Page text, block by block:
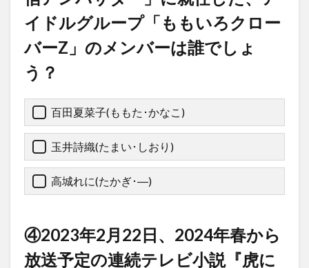
イドルグループ「ももいろクロー
バーZ」のメンバーは誰でしょ
う？
百田夏菜子(ももた･かなこ)
玉井詩織(たまい･しおり)
高城れに(たかぎ･―)
④2023年2月22日、2024年春から
放送予定の連続テレビ小説『虎に